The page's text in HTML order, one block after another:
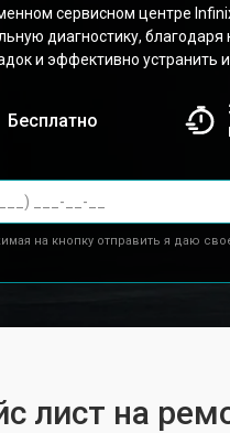
сервисном центре
диагностику,
и эффективно устранить
Бесплатно
на кнопку отправить я даю
лист на